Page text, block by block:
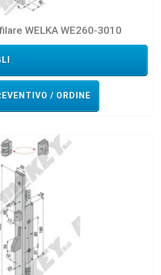
WELKA WE260-3010
/ ORDINE